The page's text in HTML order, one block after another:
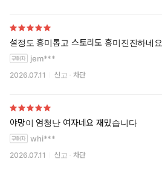
설정도 흥미롭고 스토리도 흥미진진하네요
jem***
2026.07.11 신고 차단
야망이 엄청난 여자네요 재밌습니다
whi***
2026.07.11 신고 차단